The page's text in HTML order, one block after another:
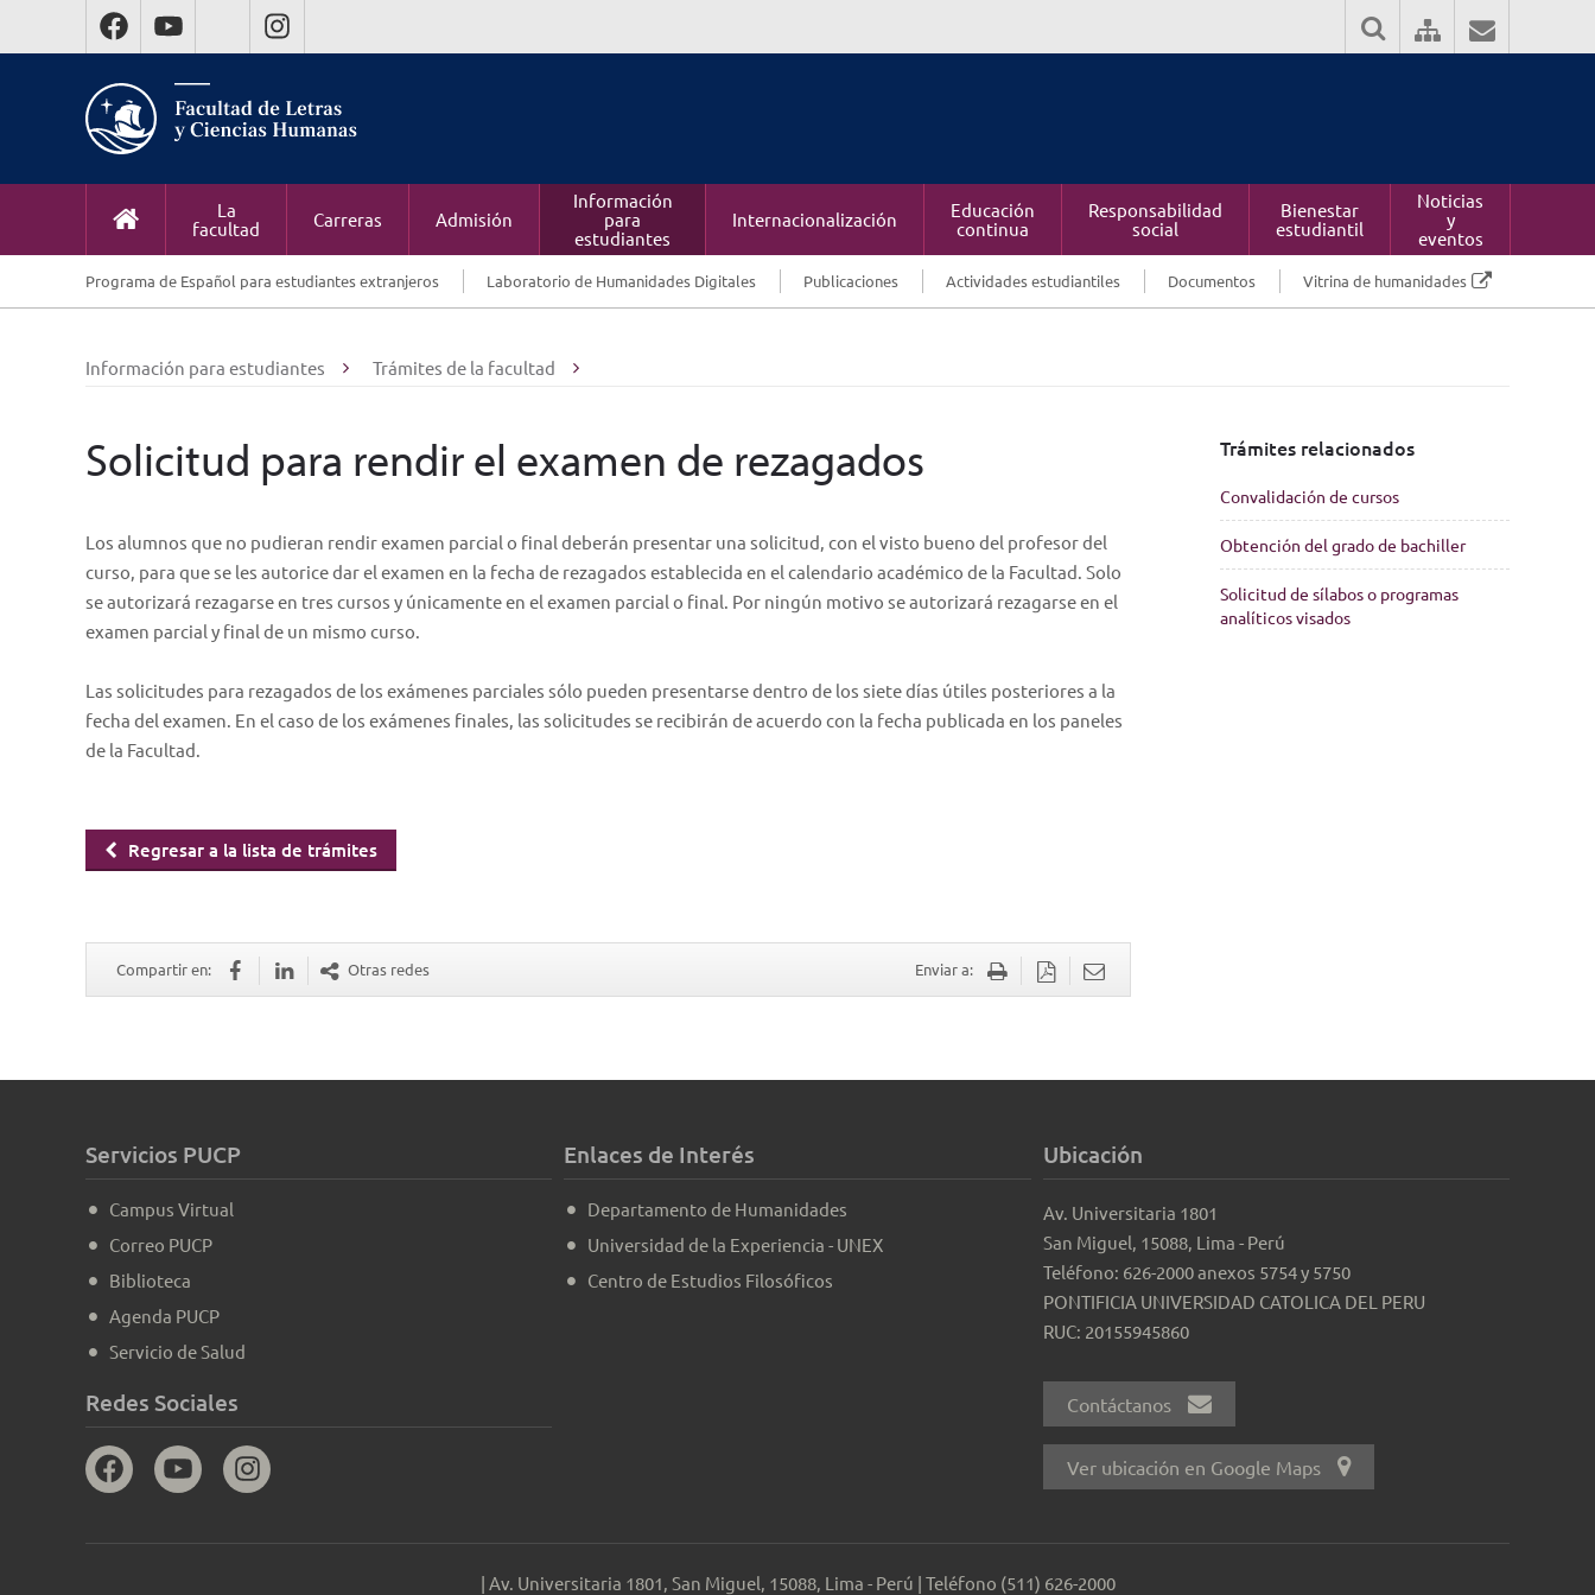
La
facultad
Carreras Admisión
Información
para
estudiantes
Internacionalización
Educación
continua
Responsabilidad
social
Bienestar
estudiantil
Noticias
y
eventos
Programa de Español para estudiantes extranjeros Laboratorio de Humanidades Digitales Publicaciones Actividades estudiantiles Documentos Vitrina de humanidades
Información para estudiantes Trámites de la facultad
Solicitud para rendir el examen de rezagados
Los alumnos que no pudieran rendir examen parcial o final deberán presentar una solicitud, con el visto bueno del profesor del
curso, para que se les autorice dar el examen en la fecha de rezagados establecida en el calendario académico de la Facultad. Solo
se autorizará rezagarse en tres cursos y únicamente en el examen parcial o final. Por ningún motivo se autorizará rezagarse en el
examen parcial y final de un mismo curso.
Las solicitudes para rezagados de los exámenes parciales sólo pueden presentarse dentro de los siete días útiles posteriores a la
fecha del examen. En el caso de los exámenes finales, las solicitudes se recibirán de acuerdo con la fecha publicada en los paneles
de la Facultad.
Regresar a la lista de trámites
Compartir en: Otras redes Enviar a:
Trámites relacionados
Convalidación de cursos
Obtención del grado de bachiller
Solicitud de sílabos o programas
analíticos visados
Servicios PUCP
Campus Virtual
Correo PUCP
Biblioteca
Agenda PUCP
Servicio de Salud
Redes Sociales
Enlaces de Interés
Departamento de Humanidades
Universidad de la Experiencia - UNEX
Centro de Estudios Filosóficos
Ubicación
Av. Universitaria 1801
San Miguel, 15088, Lima - Perú
Teléfono: 626-2000 anexos 5754 y 5750
PONTIFICIA UNIVERSIDAD CATOLICA DEL PERU
RUC: 20155945860
Contáctanos
Ver ubicación en Google Maps
| Av. Universitaria 1801, San Miguel, 15088, Lima - Perú | Teléfono (511) 626-2000